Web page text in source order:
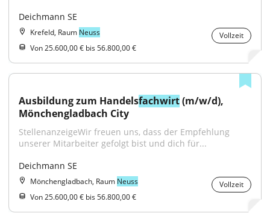
Deichmann SE
Krefeld, Raum Neuss
Vollzeit
Von 25.600,00 € bis 56.800,00 €
Ausbildung zum Handelsfachwirt (m/w/d),
Mönchengladbach City
StellenanzeigeWir freuen uns, dass der Empfehlung
unserer Mitarbeiter gefolgt bist und dich für...
Deichmann SE
Mönchengladbach, Raum Neuss
Vollzeit
Von 25.600,00 € bis 56.800,00 €